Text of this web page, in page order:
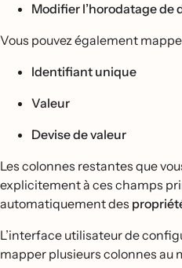
Modifier l’horodatage de
Vous pouvez également
Identifiant unique
Valeur
Devise de valeur
Les colonnes restantes que
explicitement à ces champs
automatiquement des
L’interface utilisateur de
mapper plusieurs colonnes au